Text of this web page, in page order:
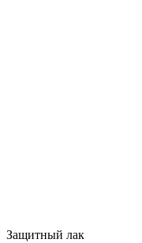
Защитный лак